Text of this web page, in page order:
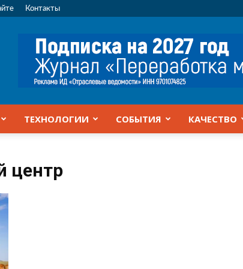
Контакты
ТЕХНОЛОГИИ СОБЫТИЯ КАЧЕСТВО
центр